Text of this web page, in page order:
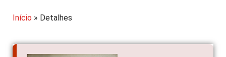
Início » Detalhes